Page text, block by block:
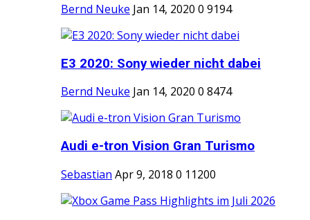
Bernd Neuke Jan 14, 2020 0 9194
E3 2020: Sony wieder nicht dabei
Bernd Neuke Jan 14, 2020 0 8474
Audi e-tron Vision Gran Turismo
Sebastian Apr 9, 2018 0 11200